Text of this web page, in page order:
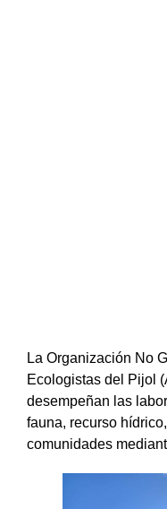
La Organización No
Ecologistas del Pijol
desempeñan las
fauna, recurso
comunidades